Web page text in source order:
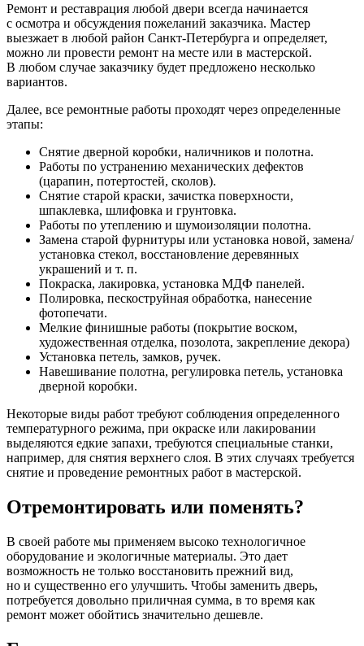
Ремонт и реставрация любой двери всегда начинается
с осмотра и обсуждения пожеланий заказчика. Мастер
выезжает в любой район Санкт-Петербурга и определяет,
можно ли провести ремонт на месте или в мастерской.
В любом случае заказчику будет предложено несколько
вариантов.
Далее, все ремонтные работы проходят через определенные
этапы:
Снятие дверной коробки, наличников и полотна.
Работы по устранению механических дефектов
(царапин, потертостей, сколов).
Снятие старой краски, зачистка поверхности,
шпаклевка, шлифовка и грунтовка.
Работы по утеплению и шумоизоляции полотна.
Замена старой фурнитуры или установка новой, замена/
установка стекол, восстановление деревянных
украшений и т. п.
Покраска, лакировка, установка МДФ панелей.
Полировка, пескоструйная обработка, нанесение
фотопечати.
Мелкие финишные работы (покрытие воском,
художественная отделка, позолота, закрепление декора)
Установка петель, замков, ручек.
Навешивание полотна, регулировка петель, установка
дверной коробки.
Некоторые виды работ требуют соблюдения определенного
температурного режима, при окраске или лакировании
выделяются едкие запахи, требуются специальные станки,
например, для снятия верхнего слоя. В этих случаях требуется
снятие и проведение ремонтных работ в мастерской.
Отремонтировать или поменять?
В своей работе мы применяем высоко технологичное
оборудование и экологичные материалы. Это дает
возможность не только восстановить прежний вид,
но и существенно его улучшить. Чтобы заменить дверь,
потребуется довольно приличная сумма, в то время как
ремонт может обойтись значительно дешевле.